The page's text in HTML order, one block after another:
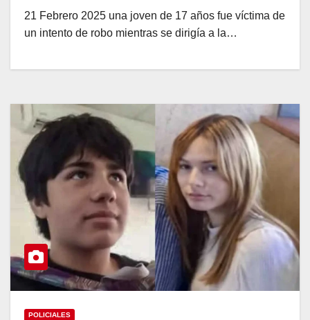
21 Febrero 2025 una joven de 17 años fue víctima de
un intento de robo mientras se dirigía a la…
POLICIALES